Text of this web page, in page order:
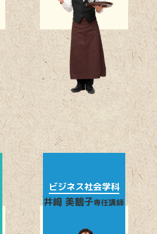
ビジネス社会学科
井﨑 美鶴子専任講師